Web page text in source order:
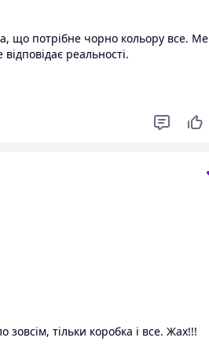
що потрібне чорно кольору все.
реальності.
тільки коробка і все. Жах!!!